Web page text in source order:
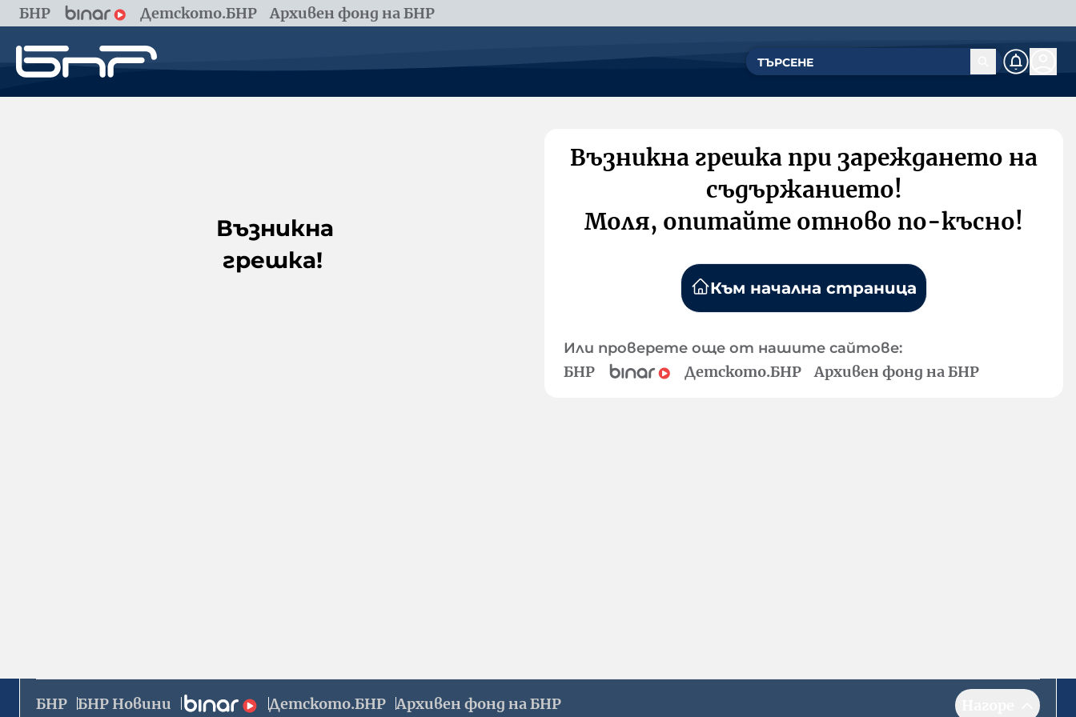
БНР Детското.БНР Архивен фонд на БНР
Възникна
грешка!
Възникна грешка при зареждането на
съдържанието!
Моля, опитайте отново по-късно!
Към начална страница
Или проверете още от нашите сайтове:
БНР Детското.БНР Архивен фонд на БНР
БНР БНР Новини Детското.БНР Архивен фонд на БНР